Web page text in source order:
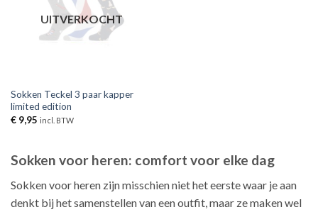
UITVERKOCHT
Sokken Teckel 3 paar kapper
limited edition
€9,95 incl. BTW
Sokken voor heren: comfort voor elke dag
Sokken voor heren zijn misschien niet het eerste waar je aan
denkt bij het samenstellen van een outfit, maar ze maken wel